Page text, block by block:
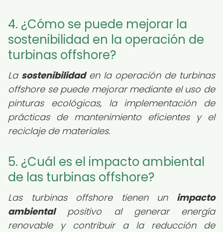
4. ¿Cómo se puede mejorar la
sostenibilidad en la operación de
turbinas offshore?
La sostenibilidaden la operación de turbinas
offshore se puede mejorar mediante el uso de
pinturas ecológicas, la implementación de
prácticas de mantenimiento eficientes y el
reciclaje de materiales.
5. ¿Cuál es el impacto ambiental
de las turbinas offshore?
Las turbinas offshore tienen un impacto
ambientalpositivo al generar energía
renovable y contribuir a la reducción de